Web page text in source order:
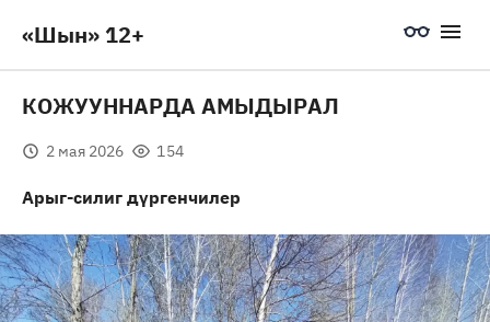
«Шын» 12+
КОЖУУННАРДА АМЫДЫРАЛ
2 мая 2026 154
Арыг-силиг дүргенчилер